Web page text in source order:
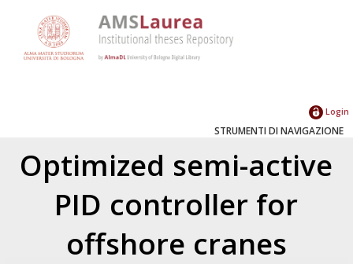
Login
STRUMENTI DI NAVIGAZIONE
Optimized semi-active
PID controller for
offshore cranes